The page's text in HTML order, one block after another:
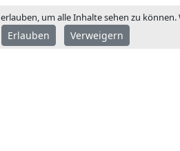
um alle Inhalte sehen zu können.
Erlauben Verweigern